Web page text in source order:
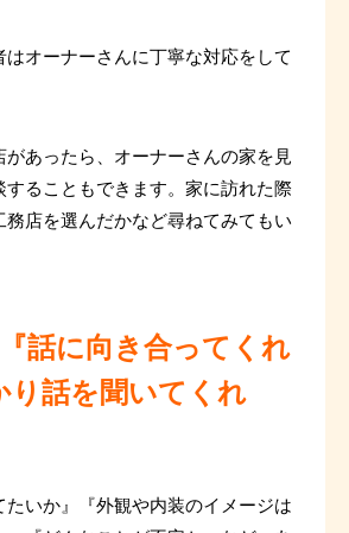
はオーナーさんに丁寧な対応をして
があったら、オーナーさんの家を見
することもできます。家に訪れた際
務店を選んだかなど尋ねてみてもい
話に向き合ってくれ
り話を聞いてくれ
たいか』『外観や内装のイメージは